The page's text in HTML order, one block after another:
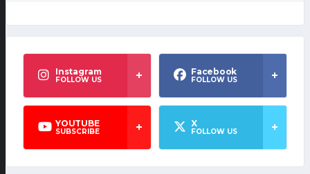
Instagram
FOLLOW US
Facebook
FOLLOW US
YOUTUBE
SUBSCRIBE
X
FOLLOW US